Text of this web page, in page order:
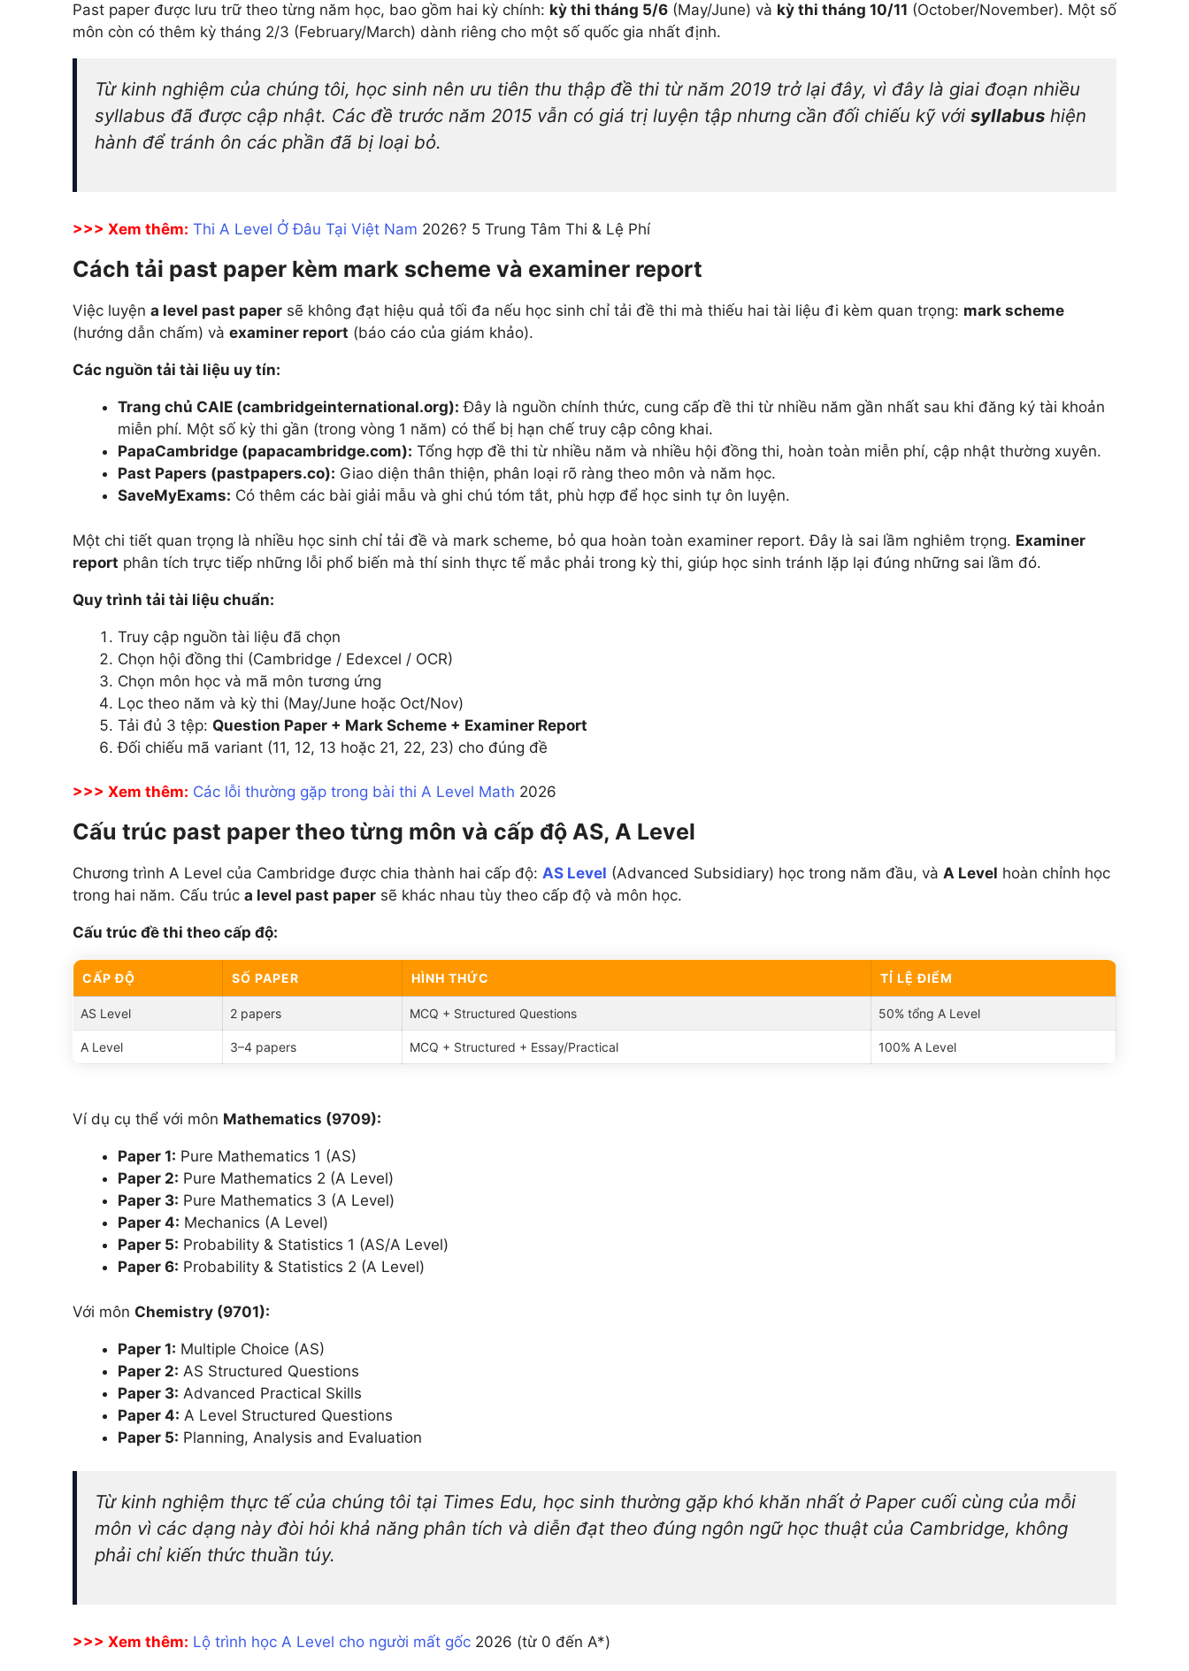
Past paper được lưu trữ theo từng năm học, bao gồm hai kỳ chính: kỳ thi tháng 5/6 (May/June) và kỳ thi tháng 10/11 (October/November). Một số
môn còn có thêm kỳ tháng 2/3 (February/March) dành riêng cho một số quốc gia nhất định.
Từ kinh nghiệm của chúng tôi, học sinh nên ưu tiên thu thập đề thi từ năm 2019 trở lại đây, vì đây là giai đoạn nhiều
syllabus đã được cập nhật. Các đề trước năm 2015 vẫn có giá trị luyện tập nhưng cần đối chiếu kỹ với syllabus hiện
hành để tránh ôn các phần đã bị loại bỏ.
>>> Xem thêm: Thi A Level Ở Đâu Tại Việt Nam 2026? 5 Trung Tâm Thi & Lệ Phí
Cách tải past paper kèm mark scheme và examiner report
Việc luyện a level past paper sẽ không đạt hiệu quả tối đa nếu học sinh chỉ tải đề thi mà thiếu hai tài liệu đi kèm quan trọng: mark scheme
(hướng dẫn chấm) và examiner report (báo cáo của giám khảo).
Các nguồn tải tài liệu uy tín:
Trang chủ CAIE (cambridgeinternational.org): Đây là nguồn chính thức, cung cấp đề thi từ nhiều năm gần nhất sau khi đăng ký tài khoản
miễn phí. Một số kỳ thi gần (trong vòng 1 năm) có thể bị hạn chế truy cập công khai.
PapaCambridge (papacambridge.com): Tổng hợp đề thi từ nhiều năm và nhiều hội đồng thi, hoàn toàn miễn phí, cập nhật thường xuyên.
Past Papers (pastpapers.co): Giao diện thân thiện, phân loại rõ ràng theo môn và năm học.
SaveMyExams: Có thêm các bài giải mẫu và ghi chú tóm tắt, phù hợp để học sinh tự ôn luyện.
Một chi tiết quan trọng là nhiều học sinh chỉ tải đề và mark scheme, bỏ qua hoàn toàn examiner report. Đây là sai lầm nghiêm trọng. Examiner
report phân tích trực tiếp những lỗi phổ biến mà thí sinh thực tế mắc phải trong kỳ thi, giúp học sinh tránh lặp lại đúng những sai lầm đó.
Quy trình tải tài liệu chuẩn:
Truy cập nguồn tài liệu đã chọn
Chọn hội đồng thi (Cambridge / Edexcel / OCR)
Chọn môn học và mã môn tương ứng
Lọc theo năm và kỳ thi (May/June hoặc Oct/Nov)
Tải đủ 3 tệp: Question Paper + Mark Scheme + Examiner Report
Đối chiếu mã variant (11, 12, 13 hoặc 21, 22, 23) cho đúng đề
>>> Xem thêm: Các lỗi thường gặp trong bài thi A Level Math 2026
Cấu trúc past paper theo từng môn và cấp độ AS, A Level
Chương trình A Level của Cambridge được chia thành hai cấp độ: AS Level (Advanced Subsidiary) học trong năm đầu, và A Level hoàn chỉnh học
trong hai năm. Cấu trúc a level past paper sẽ khác nhau tùy theo cấp độ và môn học.
Cấu trúc đề thi theo cấp độ:
CẤP ĐỘ SỐ PAPER HÌNH THỨC TỈ LỆ ĐIỂM
AS Level 2 papers MCQ + Structured Questions 50% tổng A Level
A Level 3–4 papers MCQ + Structured + Essay/Practical 100% A Level
Ví dụ cụ thể với môn Mathematics (9709):
Paper 1: Pure Mathematics 1 (AS)
Paper 2: Pure Mathematics 2 (A Level)
Paper 3: Pure Mathematics 3 (A Level)
Paper 4: Mechanics (A Level)
Paper 5: Probability & Statistics 1 (AS/A Level)
Paper 6: Probability & Statistics 2 (A Level)
Với môn Chemistry (9701):
Paper 1: Multiple Choice (AS)
Paper 2: AS Structured Questions
Paper 3: Advanced Practical Skills
Paper 4: A Level Structured Questions
Paper 5: Planning, Analysis and Evaluation
Từ kinh nghiệm thực tế của chúng tôi tại Times Edu, học sinh thường gặp khó khăn nhất ở Paper cuối cùng của mỗi
môn vì các dạng này đòi hỏi khả năng phân tích và diễn đạt theo đúng ngôn ngữ học thuật của Cambridge, không
phải chỉ kiến thức thuần túy.
>>> Xem thêm: Lộ trình học A Level cho người mất gốc 2026 (từ 0 đến A*)